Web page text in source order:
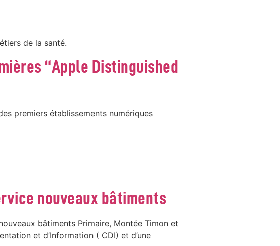
de la santé.
“Apple Distinguished
premiers établissements numériques
nouveaux bâtiments
bâtiments Primaire, Montée Timon et
et d’Information ( CDI) et d’une